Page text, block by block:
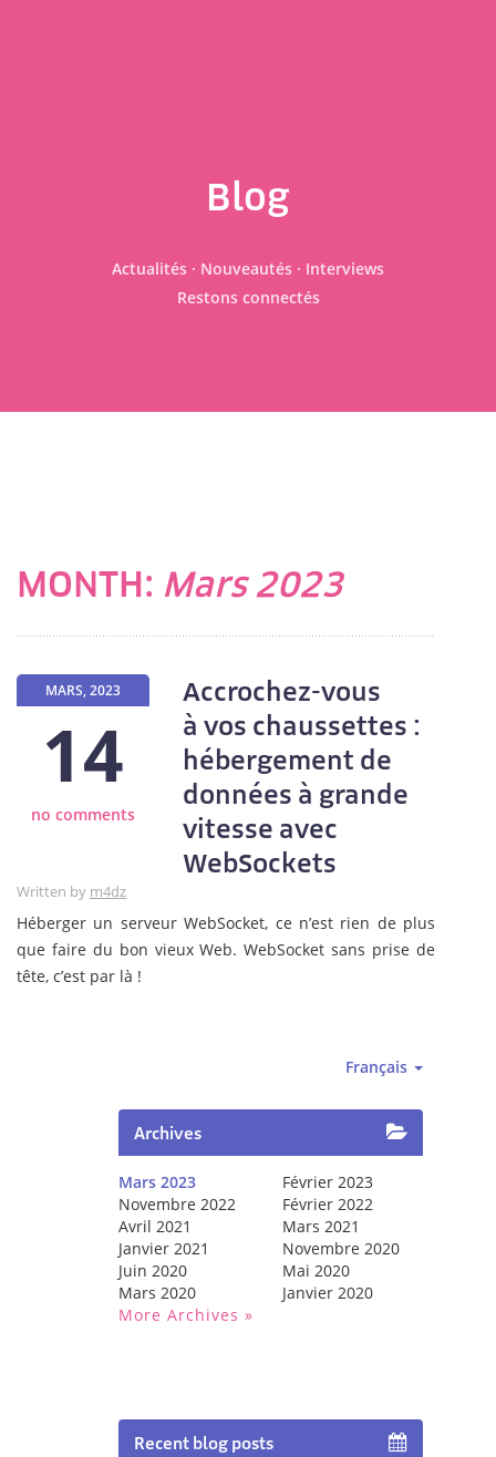
Blog
Actualités · Nouveautés · Interviews
Restons connectés
MONTH: Mars 2023
MARS, 2023
14
no comments
Accrochez-vous
à vos chaussettes :
hébergement de
données à grande
vitesse avec
WebSockets
Written by m4dz
Héberger un serveur WebSocket, ce n’est rien de plus
que faire du bon vieux Web. WebSocket sans prise de
tête, c’est par là !
Français
Archives
Mars 2023
Février 2023
Novembre 2022
Février 2022
Avril 2021
Mars 2021
Janvier 2021
Novembre 2020
Juin 2020
Mai 2020
Mars 2020
Janvier 2020
More Archives
Recent blog posts